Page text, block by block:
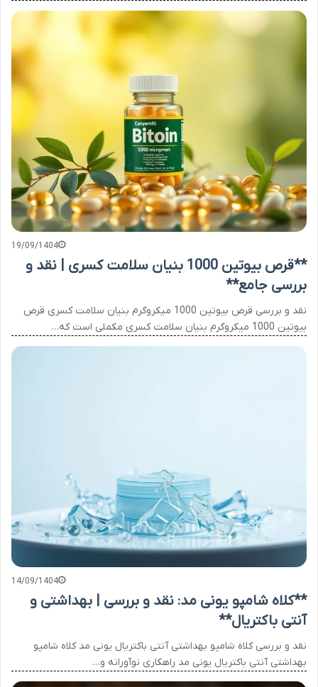
19/09/1404
**قرص بیوتین 1000 بنیان سلامت کسری | نقد و
بررسی جامع**
نقد و بررسی قرص بیوتین 1000 میکروگرم بنیان سلامت کسری قرص
بیوتین 1000 میکروگرم بنیان سلامت کسری مکملی است که…
14/09/1404
**کلاه شامپو یونی مد: نقد و بررسی | بهداشتی و
آنتی باکتریال**
نقد و بررسی کلاه شامپو بهداشتی آنتی باکتریال یونی مد کلاه شامپو
بهداشتی آنتی باکتریال یونی مد راهکاری نوآورانه و…